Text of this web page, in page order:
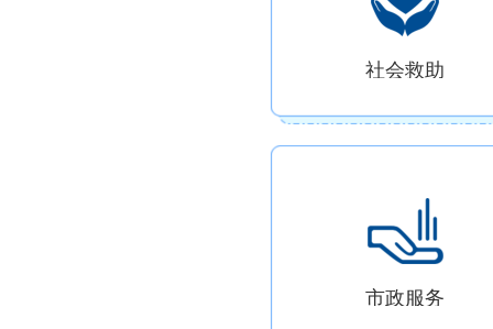
社会救助
市政服务